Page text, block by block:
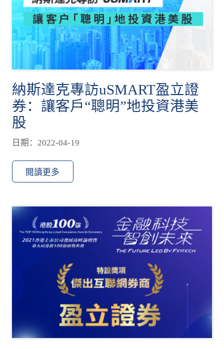
納斯達克專訪uSMART盈立證
券：讓客戶“聰明”地投資港美
股
日期：2022-04-19
閱讀更多